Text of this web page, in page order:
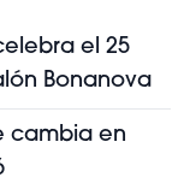
el 25
Bonanova
cambia en